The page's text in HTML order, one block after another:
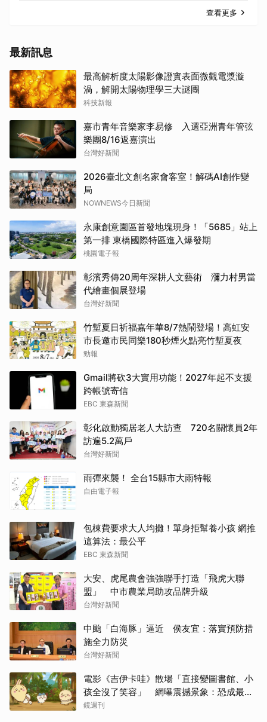
查看更多
最新訊息
最高解析度太陽影像證實表面微觀電漿漩
渦，解開太陽物理學三大謎團
科技新報
嘉市青年音樂家李易修 入選亞洲青年管弦
樂團8/16返嘉演出
台灣好新聞
2026臺北文創名家會客室！解碼AI創作變
局
NOWNEWS今日新聞
永康創意園區首發地塊現身！「5685」站上
第一排 東橋國際特區進入爆發期
桃園電子報
彰濱秀傳20周年深耕人文藝術 瀰力村男當
代繪畫個展登場
台灣好新聞
竹塹夏日祈福嘉年華8/7熱鬧登場！高虹安
市長邀市民同樂180秒煙火點亮竹塹夏夜
勁報
Gmail將砍3大實用功能！2027年起不支援
跨帳號寄信
EBC 東森新聞
彰化啟動獨居老人大訪查 720名關懷員2年
訪遍5.2萬戶
台灣好新聞
雨彈來襲！ 全台15縣市大雨特報
自由電子報
包棟費要求大人均攤！單身拒幫養小孩 網推
這算法：最公平
EBC 東森新聞
大安、虎尾農會強強聯手打造「飛虎大聯
盟」 中市農業局助攻品牌升級
台灣好新聞
中颱「白海豚」逼近 侯友宜：落實預防措
施全力防災
台灣好新聞
電影《吉伊卡哇》散場「直接變圖書館、小
孩全沒了笑容」 網曝震撼景象：恐成最新
童年陰影
鏡週刊